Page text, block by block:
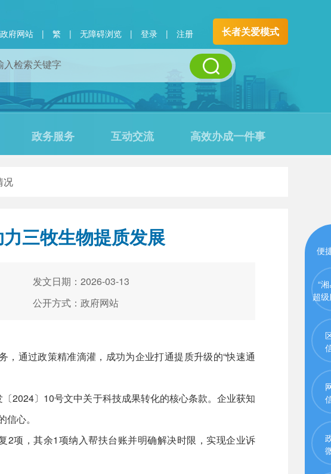
府网站 | 繁 | 无障碍浏览 | 登录 | 注册 长者关爱模式
政务服务 互动交流 高效办成一件事
况
三牧生物提质发展
发文日期：2026-03-13
公开方式：政府网站
通过政策精准滴灌，成功为企业打通提质升级的“快速通
2024〕10号文中关于科技成果转化的核心条款。企业获知
心。
项，其余1项纳入帮扶台账并明确解决时限，实现企业诉
便
“
超